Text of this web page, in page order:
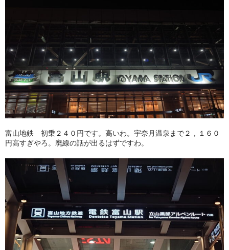
富山地鉄 初乗２４０円です。高いわ。宇奈月温泉まで２，１６０
円高すぎやろ。廃線の話が出るはずですわ。